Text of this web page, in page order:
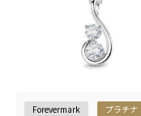
Forevermark プラチナ